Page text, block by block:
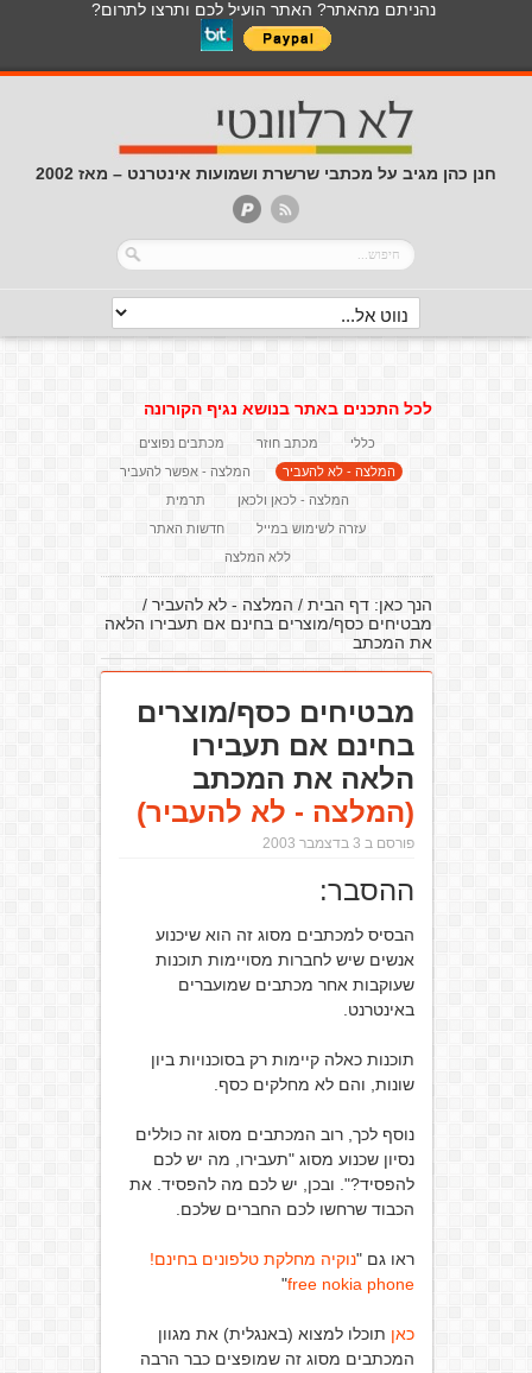
נהניתם מהאתר? האתר הועיל לכם ותרצו לתרום?
חנן כהן מגיב על מכתבי שרשרת ושמועות אינטרנט – מאז 2002
לכל התכנים באתר בנושא נגיף הקורונה
כללי מכתב חוזר
מכתבים נפוצים
המלצה - לא להעביר
המלצה - אפשר להעביר
המלצה - לכאן ולכאן
תרמית
עזרה לשימוש במייל
חדשות האתר
ללא המלצה
הנך כאן:דף הבית / המלצה - לא להעביר /
מבטיחים כסף/מוצרים בחינם אם תעבירו הלאה
את המכתב
מבטיחים כסף/מוצרים
בחינם אם תעבירו
הלאה את המכתב
(המלצה - לא להעביר)
פורסם ב 3 בדצמבר 2003
ההסבר:
הבסיס למכתבים מסוג זה הוא שיכנוע
אנשים שיש לחברות מסויימות תוכנות
שעוקבות אחר מכתבים שמועברים
באינטרנט.
תוכנות כאלה קיימות רק בסוכנויות ביון
שונות, והם לא מחלקים כסף.
נוסף לכך, רוב המכתבים מסוג זה כוללים
נסיון שכנוע מסוג "תעבירו, מה יש לכם
להפסיד?". ובכן, יש לכם מה להפסיד. את
הכבוד שרחשו לכם החברים שלכם.
ראו גם "נוקיה מחלקת טלפונים בחינם!
free nokia phone
"
כאן תוכלו למצוא (באנגלית) את מגוון
המכתבים מסוג זה שמופצים כבר הרבה